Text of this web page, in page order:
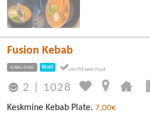
Fusion Kebab
KARLOVA Wolt
2 1028
Keskmine Kebab Plate. 7,00€